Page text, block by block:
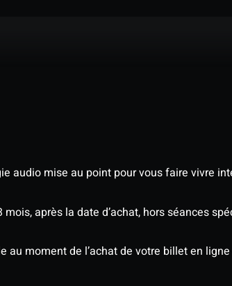
audio mise au point pour vous faire vivre
après la date d’achat, hors séances
moment de l’achat de votre billet en